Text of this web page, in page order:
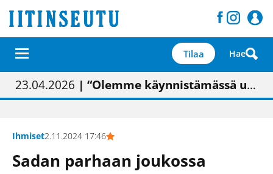
Tilaa Hae
01.02.2026 | Painon vaihtumisen pitäisi näkyä hieman parempana painojäljen laatuna lehdessä
05.02.2026 | Uudistettu kunnantalo on valoisa
23.04.2026 | “Olemme käynnistämässä uudelleen keskustavisiotyön”
09.05.2026| "Maalla on totuttu elämään omavaraisemmin kuin kaupungissa"
Ihmiset2.11.2024 17:46
Sadan parhaan joukossa